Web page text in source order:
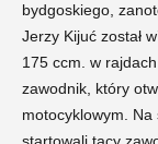
bydgoskiego,
Jerzy Kijuć został
175 ccm. w
zawodnik, który
motocyklowym.